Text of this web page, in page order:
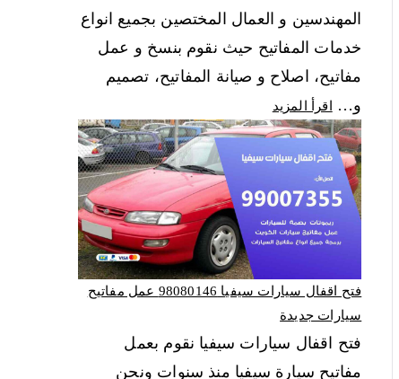
المهندسين و العمال المختصين بجميع انواع
خدمات المفاتيح حيث نقوم بنسخ و عمل
مفاتيح، اصلاح و صيانة المفاتيح، تصميم
و…
اقرأ المزيد
فتح اقفال سيارات سيفيا 98080146‬ عمل مفاتيح
سيارات جديدة
فتح اقفال سيارات سيفيا نقوم بعمل
مفاتيح سيارة سيفيا منذ سنوات ونحن